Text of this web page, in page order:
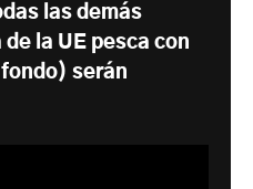
las demás
la UE pesca con
serán